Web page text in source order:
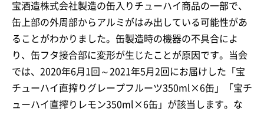
宝酒造株式会社製造の缶入りチューハイ商品の一部で、
缶上部の外周部からアルミがはみ出している可能性があ
ることがわかりました。缶製造時の機器の不具合によ
り、缶フタ接合部に変形が生じたことが原因です。当会
では、2020年6月1回～2021年5月2回にお届けした「宝
チューハイ直搾りグレープフルーツ350ml×6缶」「宝チ
ューハイ直搾りレモン350ml×6缶」が該当します。な